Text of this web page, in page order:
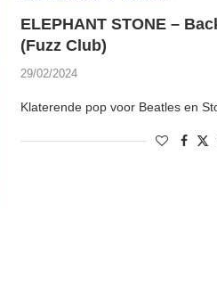
ELEPHANT STONE –
(Fuzz Club)
29/02/2024
Klaterende pop voor Beatles en